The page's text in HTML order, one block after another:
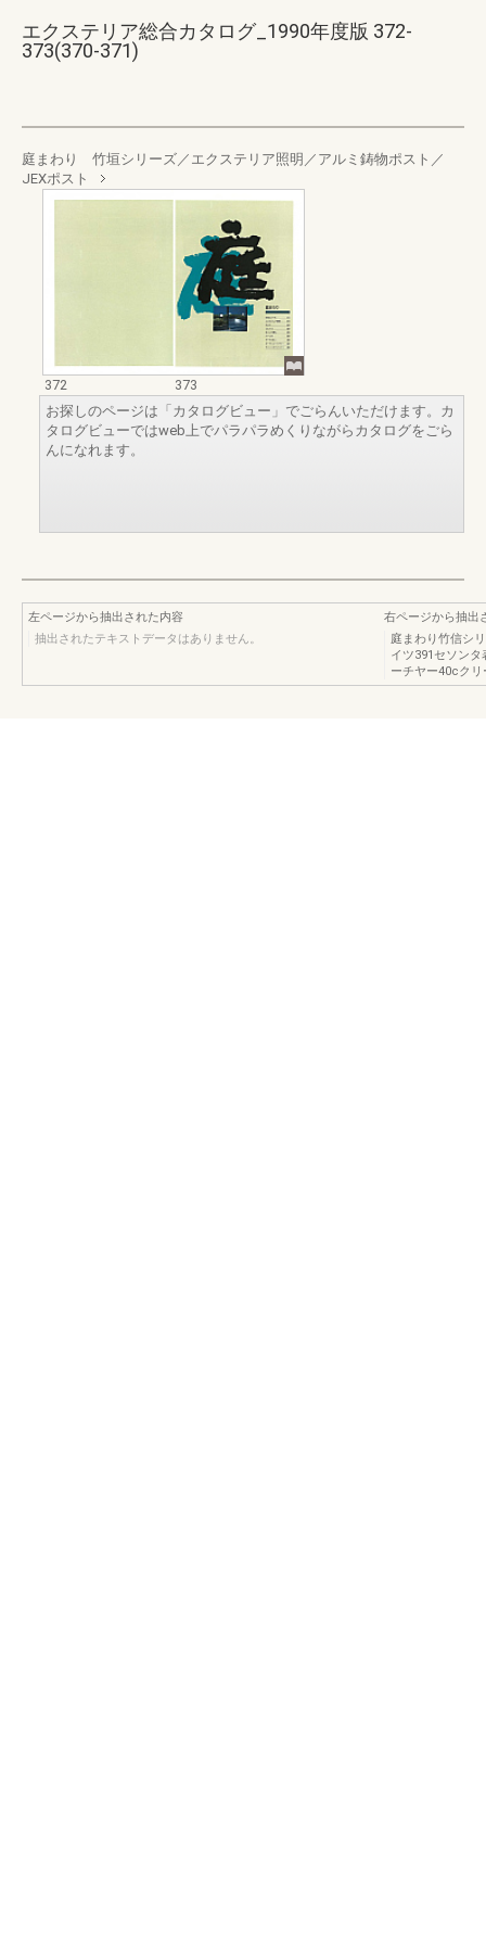
エクステリア総合カタログ_1990年度版 372-
373(370-371)
庭まわり 竹垣シリーズ／エクステリア照明／アルミ鋳物ポスト／
JEXポスト
372
373
お探しのページは「カタログビュー」でごらんいただけます。カ
タログビューではweb上でパラパラめくりながらカタログをごら
んになれます。
左ページから抽出された内容
抽出されたテキストデータはありません。
右ページから抽出
庭まわり竹信シ
イツ391セソン
ーチヤー40cク